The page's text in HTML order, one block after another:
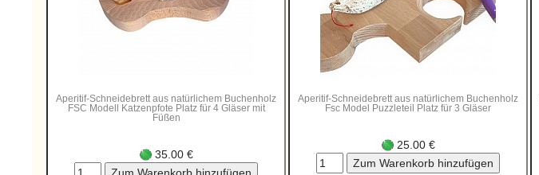
Aperitif-Schneidebrett aus natürlichem Buchenholz
FSC Modell Katzenpfote Platz für 4 Gläser mit
Füßen
35.00 €
Aperitif-Schneidebrett aus natürlichem Buchenholz
Fsc Model Puzzleteil Platz für 3 Gläser
25.00 €